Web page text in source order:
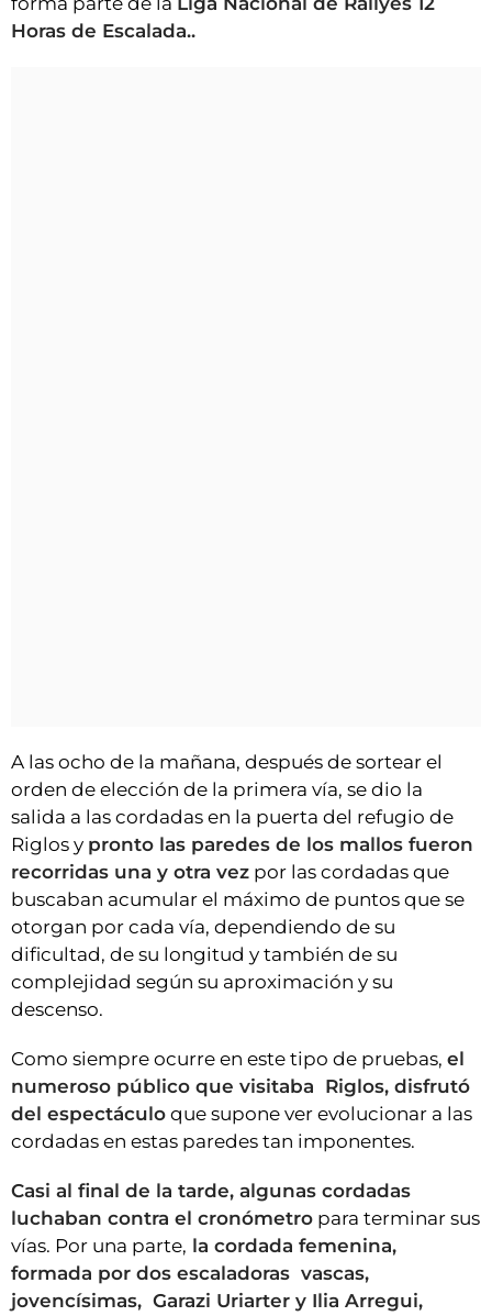
Horas de Escalada..
A las ocho de la mañana, después de sortear el
orden de elección de la primera vía, se dio la
salida a las cordadas en la puerta del refugio de
Riglos y pronto las paredes de los mallos fueron
recorridas una y otra vez por las cordadas que
buscaban acumular el máximo de puntos que se
otorgan por cada vía, dependiendo de su
dificultad, de su longitud y también de su
complejidad según su aproximación y su
descenso.
Como siempre ocurre en este tipo de pruebas, el
numeroso público que visitaba Riglos, disfrutó
del espectáculo que supone ver evolucionar a las
cordadas en estas paredes tan imponentes.
Casi al final de la tarde, algunas cordadas
luchaban contra el cronómetro para terminar sus
vías. Por una parte, la cordada femenina,
formada por dos escaladoras vascas,
jovencísimas, Garazi Uriarter y Ilia Arregui,